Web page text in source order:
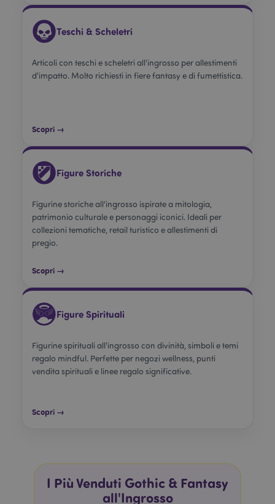
Teschi & Scheletri
Articoli con teschi e scheletri all'ingrosso per allestimenti
d'impatto. Molto richiesti in fiere fantasy e di fumettistica.
Scopri →
Figure Storiche
Figurine storiche all'ingrosso ispirate a mitologia,
patrimonio culturale e personaggi iconici. Ideali per
collezioni tematiche, retail turistico e allestimenti di
pregio.
Scopri →
Figure Spirituali
Figurine spirituali all'ingrosso con divinità, simboli e temi
regalo mindful. Perfette per negozi wellness, punti
vendita spirituali e linee regalo significative.
Scopri →
I Più Venduti Gothic & Fantasy
all'Ingrosso